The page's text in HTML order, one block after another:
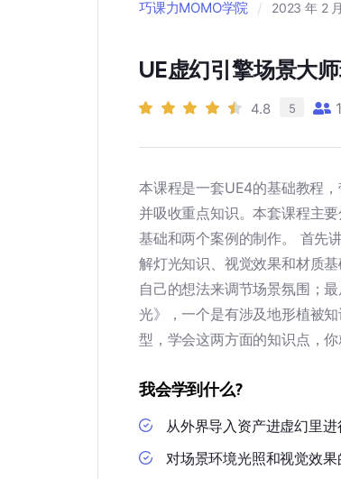
巧课力MOMO学院 / 2023 年 2
UE虚幻引擎场景大
4.8 5
本课程是一套UE4的基础教程
并吸收重点知识。本套课程主
基础和两个案例的制作。 首先
解灯光知识、视觉效果和材质
自己的想法来调节场景氛围；
光》，一个是有涉及地形植被
型，学会这两方面的知识点，你
我会学到什么?
从外界导入资产进虚幻里
对场景环境光照和视觉效果